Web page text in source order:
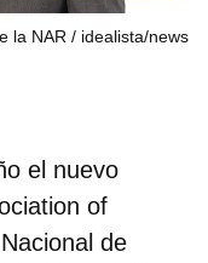
la NAR idealista/news
el nuevo
of
de